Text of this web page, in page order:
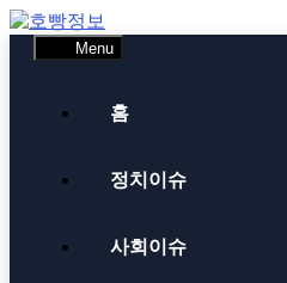
Skip
to
content
Menu
홈
정치이슈
사회이슈